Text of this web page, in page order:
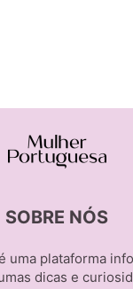
SOBRE NÓS
uma plataforma
dicas e